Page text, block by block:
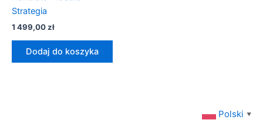
Strategia
1 499,00zł
Dodaj do koszyka
Polski ▼